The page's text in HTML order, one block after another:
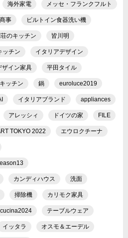
海外家電 メッセ・フランクフルト
事 ビルトイン食器洗い機
のキッチン 皆川明
ッチン イタリアデザイン
ザイン家具 平田タイル
ッチン 鍋 euroluce2019
イタリアブランド appliances
アレッシィ ドイツの家 FILE
TOKYO 2022 エウロクチーナ
カンディハウス 洗面
掃除機 カリモク家具
テーブルウェア
イッタラ オスモ＆エーデル